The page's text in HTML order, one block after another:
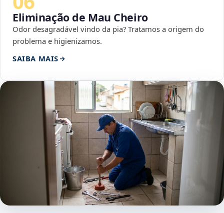
Eliminação de Mau Cheiro
Odor desagradável vindo da pia? Tratamos a origem do
problema e higienizamos.
SAIBA MAIS